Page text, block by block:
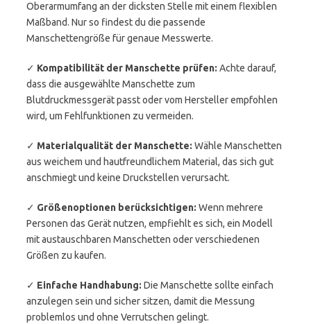
Oberarmumfang an der dicksten Stelle mit einem flexiblen
Maßband. Nur so findest du die passende
Manschettengröße für genaue Messwerte.
✓ Kompatibilität der Manschette prüfen: Achte darauf,
dass die ausgewählte Manschette zum
Blutdruckmessgerät passt oder vom Hersteller empfohlen
wird, um Fehlfunktionen zu vermeiden.
✓ Materialqualität der Manschette: Wähle Manschetten
aus weichem und hautfreundlichem Material, das sich gut
anschmiegt und keine Druckstellen verursacht.
✓ Größenoptionen berücksichtigen: Wenn mehrere
Personen das Gerät nutzen, empfiehlt es sich, ein Modell
mit austauschbaren Manschetten oder verschiedenen
Größen zu kaufen.
✓ Einfache Handhabung: Die Manschette sollte einfach
anzulegen sein und sicher sitzen, damit die Messung
problemlos und ohne Verrutschen gelingt.